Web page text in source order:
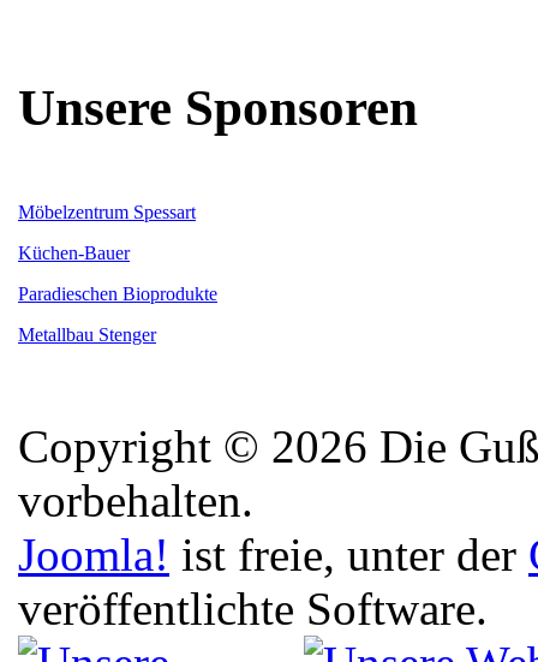
Unsere Sponsoren
Möbelzentrum Spessart
Küchen-Bauer
Paradieschen Bioprodukte
Metallbau Stenger
Copyright © 2026 Die
vorbehalten.
Joomla! ist freie, unter der
veröffentlichte Software.